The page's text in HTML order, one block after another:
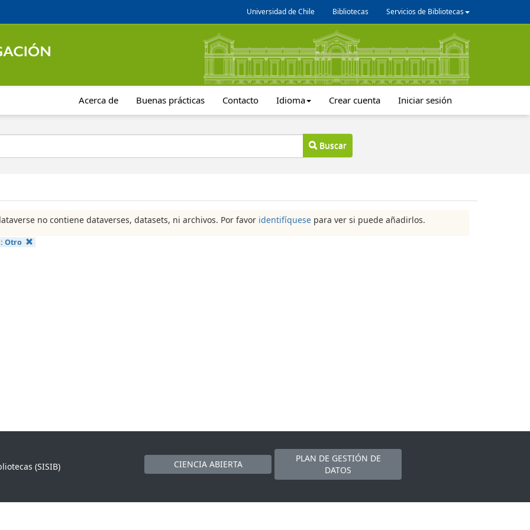
Universidad de Chile Bibliotecas Servicios de Bibliotecas
Acerca de Buenas prácticas Contacto Idioma Crear cuenta Iniciar sesión
Buscar
no contiene dataverses, datasets, ni archivos. Por favor identifíquese para ver si puede añadirlos.
Otro
(SISIB)
CIENCIA ABIERTA
PLAN DE GESTIÓN DE
DATOS